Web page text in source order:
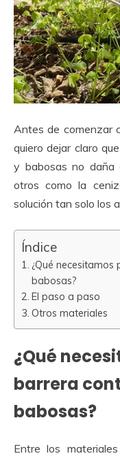
Antes de comenzar
quiero dejar claro
y babosas no daña
otros como la
solución tan solo los
Índice
¿Qué
babosas?
El paso a paso
Otros materiales
¿Qué
barrera
babosas?
Entre los